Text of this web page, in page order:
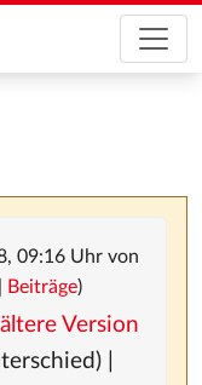
09:16 Uhr von
Beiträge)
Version
|